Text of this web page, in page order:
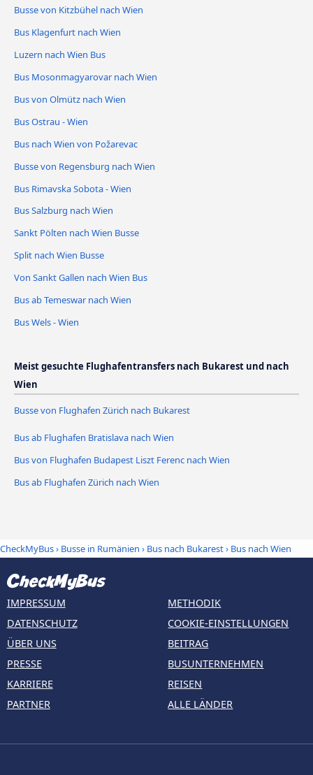
Busse von Kitzbühel nach Wien
Bus Klagenfurt nach Wien
Luzern nach Wien Bus
Bus Mosonmagyarovar nach Wien
Bus von Olmütz nach Wien
Bus Ostrau - Wien
Bus nach Wien von Požarevac
Busse von Regensburg nach Wien
Bus Rimavska Sobota - Wien
Bus Salzburg nach Wien
Sankt Pölten nach Wien Busse
Split nach Wien Busse
Von Sankt Gallen nach Wien Bus
Bus ab Temeswar nach Wien
Bus Wels - Wien
Meist gesuchte Flughafentransfers nach Bukarest und nach
Wien
Busse von Flughafen Zürich nach Bukarest
Bus ab Flughafen Bratislava nach Wien
Bus von Flughafen Budapest Liszt Ferenc nach Wien
Bus ab Flughafen Zürich nach Wien
CheckMyBus› Busse in Rumänien › Bus nach Bukarest› Bus nach Wien
IMPRESSUM
DATENSCHUTZ
ÜBER UNS
PRESSE
KARRIERE
PARTNER
METHODIK
COOKIE-EINSTELLUNGEN
BEITRAG
BUSUNTERNEHMEN
REISEN
ALLE LÄNDER